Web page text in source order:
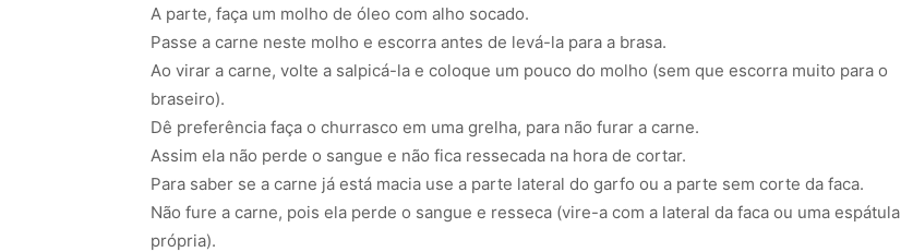
A parte, faça um molho de óleo com alho socado.
Passe a carne neste molho e escorra antes de levá-la para a brasa.
Ao virar a carne, volte a salpicá-la e coloque um pouco do molho (sem que escorra muito para o
braseiro).
Dê preferência faça o churrasco em uma grelha, para não furar a carne.
Assim ela não perde o sangue e não fica ressecada na hora de cortar.
Para saber se a carne já está macia use a parte lateral do garfo ou a parte sem corte da faca.
Não fure a carne, pois ela perde o sangue e resseca (vire-a com a lateral da faca ou uma espátula
própria).